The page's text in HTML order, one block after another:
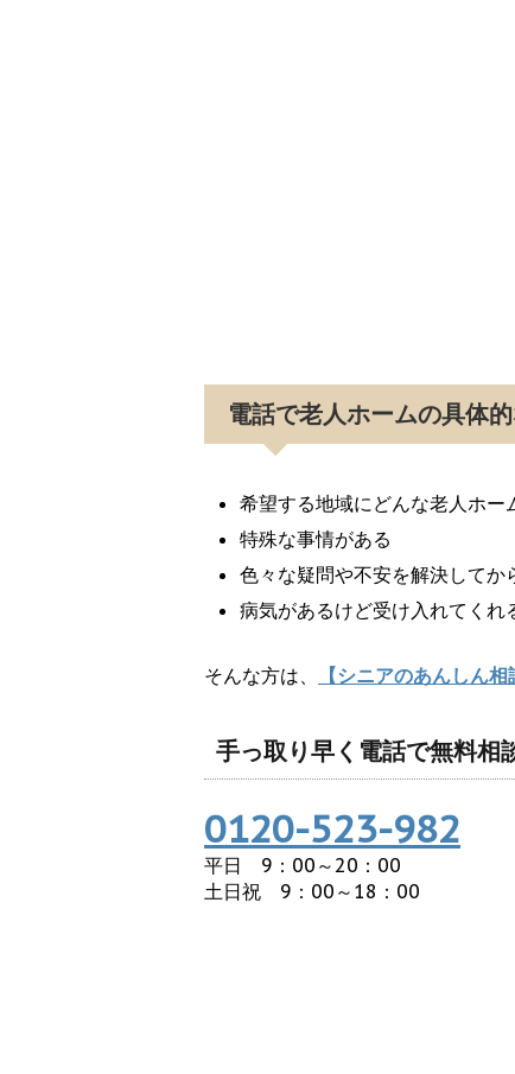
電話で老人ホームの具体
希望する地域にどんな老人ホー
特殊な事情がある
色々な疑問や不安を解決してか
病気があるけど受け入れてくれ
そんな方は、 【シニアのあんしん相
手っ取り早く電話で無料相
0120-523-982
平日 9：00～20：00
土日祝 9：00～18：00